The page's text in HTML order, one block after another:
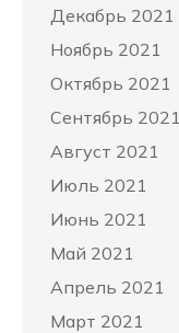
Декабрь 2021
Ноябрь 2021
Октябрь 2021
Сентябрь 2021
Август 2021
Июль 2021
Июнь 2021
Май 2021
Апрель 2021
Март 2021